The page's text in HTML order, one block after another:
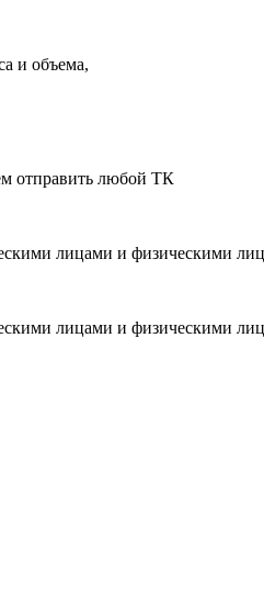
и объема,
отправить любой ТК
лицами и физическими
лицами и физическими